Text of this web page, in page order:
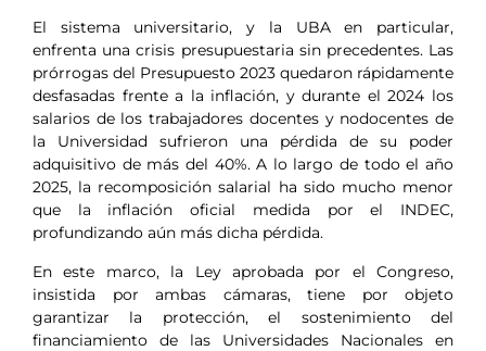
El sistema universitario, y la UBA en particular,
enfrenta una crisis presupuestaria sin precedentes. Las
prórrogas del Presupuesto 2023 quedaron rápidamente
desfasadas frente a la inflación, y durante el 2024 los
salarios de los trabajadores docentes y nodocentes de
la Universidad sufrieron una pérdida de su poder
adquisitivo de más del 40%. A lo largo de todo el año
2025, la recomposición salarial ha sido mucho menor
que la inflación oficial medida por el INDEC,
profundizando aún más dicha pérdida.
En este marco, la Ley aprobada por el Congreso,
insistida por ambas cámaras, tiene por objeto
garantizar la protección, el sostenimiento del
financiamiento de las Universidades Nacionales en